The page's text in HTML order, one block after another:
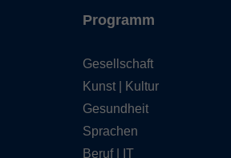
Programm
Gesellschaft
Kunst | Kultur
Gesundheit
Sprachen
Beruf | IT